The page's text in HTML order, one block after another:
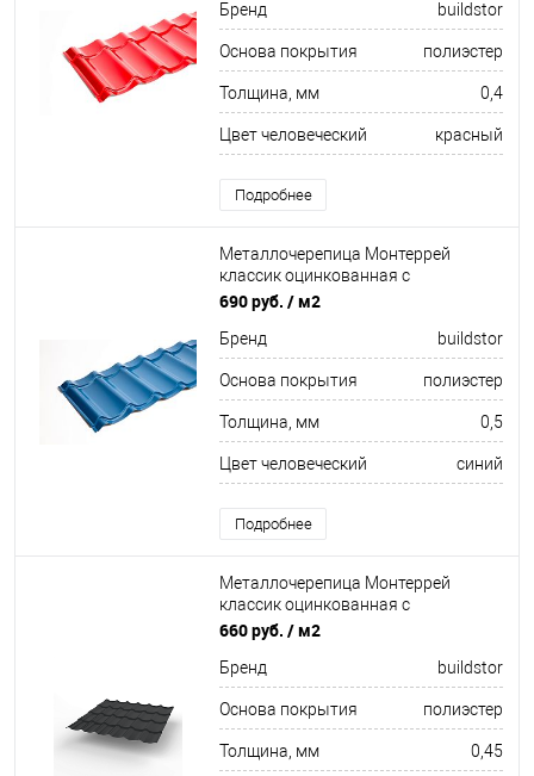
Бренд buildstor
Основа покрытия полиэстер
Толщина, мм 0,4
Цвет человеческий красный
Подробнее
Металлочерепица Монтеррей
классик оцинкованная с
полимерным покрытием
690 руб. / м2
Бренд buildstor
Основа покрытия полиэстер
Толщина, мм 0,5
Цвет человеческий синий
Подробнее
Металлочерепица Монтеррей
классик оцинкованная с
полимерным покрытием
660 руб. / м2
Бренд buildstor
Основа покрытия полиэстер
Толщина, мм 0,45